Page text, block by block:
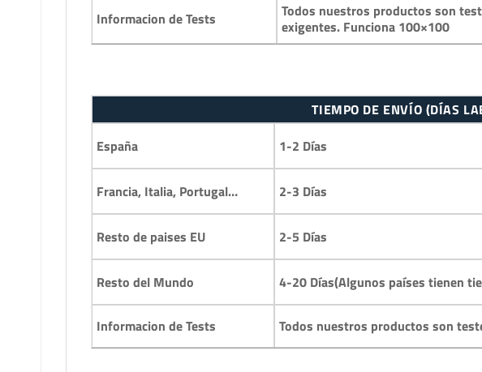
Informacion de Tests
Todos nuestros productos son
exigentes. Funciona 100×100
TIEMPO DE ENVÍO (DÍAS
España
1-2 Días
Francia, Italia, Portugal… 2-3 Días
Resto de paises EU 2-5 Días
Resto del Mundo 4-20 Días(Algunos países tienen
Informacion de Tests Todos nuestros productos son